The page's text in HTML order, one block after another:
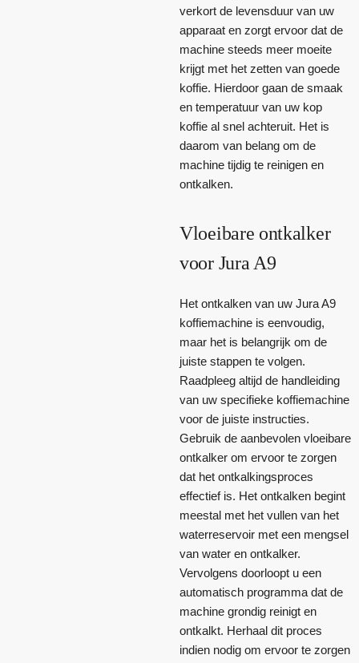
verkort de levensduur van uw
apparaat en zorgt ervoor dat de
machine steeds meer moeite
krijgt met het zetten van goede
koffie. Hierdoor gaan de smaak
en temperatuur van uw kop
koffie al snel achteruit. Het is
daarom van belang om de
machine tijdig te reinigen en
ontkalken.
Vloeibare ontkalker
voor Jura A9
Het ontkalken van uw Jura A9
koffiemachine is eenvoudig,
maar het is belangrijk om de
juiste stappen te volgen.
Raadpleeg altijd de handleiding
van uw specifieke koffiemachine
voor de juiste instructies.
Gebruik de aanbevolen vloeibare
ontkalker om ervoor te zorgen
dat het ontkalkingsproces
effectief is. Het ontkalken begint
meestal met het vullen van het
waterreservoir met een mengsel
van water en ontkalker.
Vervolgens doorloopt u een
automatisch programma dat de
machine grondig reinigt en
ontkalkt. Herhaal dit proces
indien nodig om ervoor te zorgen